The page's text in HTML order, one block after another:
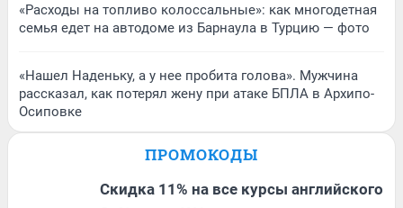
«Расходы на топливо колоссальные»: как многодетная
семья едет на автодоме из Барнаула в Турцию — фото
«Нашел Наденьку, а у нее пробита голова». Мужчина
рассказал, как потерял жену при атаке БПЛА в Архипо-
Осиповке
ПРОМОКОДЫ
Скидка 11% на все курсы английского